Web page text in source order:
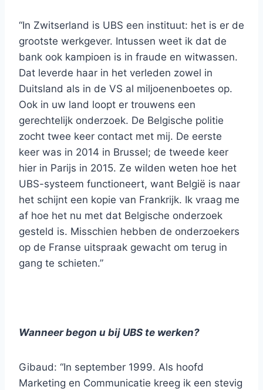
“In Zwitserland is UBS een instituut: het is er de
grootste werkgever. Intussen weet ik dat de
bank ook kampioen is in fraude en witwassen.
Dat leverde haar in het verleden zowel in
Duitsland als in de VS al miljoenenboetes op.
Ook in uw land loopt er trouwens een
gerechtelijk onderzoek. De Belgische politie
zocht twee keer contact met mij. De eerste
keer was in 2014 in Brussel; de tweede keer
hier in Parijs in 2015. Ze wilden weten hoe het
UBS-systeem functioneert, want België is naar
het schijnt een kopie van Frankrijk. Ik vraag me
af hoe het nu met dat Belgische onderzoek
gesteld is. Misschien hebben de onderzoekers
op de Franse uitspraak gewacht om terug in
gang te schieten.”
Wanneer begon u bij UBS te werken?
Gibaud: “In september 1999. Als hoofd
Marketing en Communicatie kreeg ik een stevig